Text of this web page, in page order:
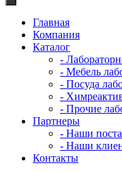
Главная
Компания
Каталог
-
- Мебель
- Посуда
-
- Прочие
Партнеры
- Наши
- Наши
Контакты